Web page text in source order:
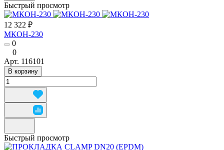
Быстрый просмотр
12 322 ₽
МКОН-230
0
0
Арт. 116101
В корзину
Быстрый просмотр